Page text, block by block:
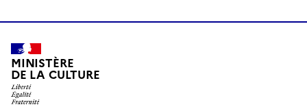
MINISTÈRE
DE LA CULTURE